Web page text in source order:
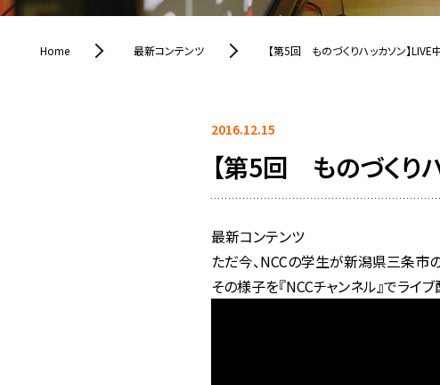
Home 最新コンテンツ 【第5回 ものづくりハッカソン】LIVE中
2016.12.15
【第5回 ものづくり
最新コンテンツ
ただ今、NCCの学生が新潟県三条市の
その様子を『NCCチャンネル』でライ